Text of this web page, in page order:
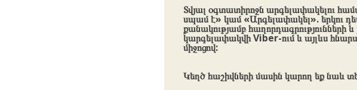
Տվյալ օգտատիրոջն արգելափակելու
սպամ է» կամ «Արգելափակել». երկու
քանակությամբ հաղորդագրությունների
կարգելափակվի Viber-ում և այլևս
միջոցով:
Կեղծ հաշիվների մասին կարող եք նաև